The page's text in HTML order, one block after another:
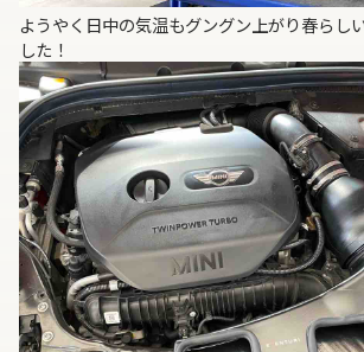
ようやく日中の気温もグングン上がり春らし
した！